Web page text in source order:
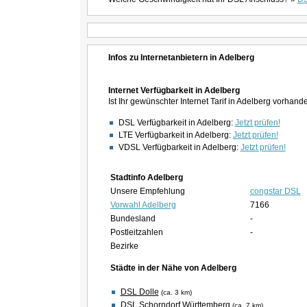
Infos zu Internetanbietern in Adelberg
Internet Verfügbarkeit in Adelberg
Ist Ihr gewünschter Internet Tarif in Adelberg
DSL Verfügbarkeit in Adelberg: Jetzt prüfen!
LTE Verfügbarkeit in Adelberg: Jetzt prüfen!
VDSL Verfügbarkeit in Adelberg: Jetzt prüfen!
Stadtinfo Adelberg
Unsere Empfehlung
congstar DSL
Vorwahl Adelberg
7166
Bundesland
-
Postleitzahlen
-
Bezirke
Städte in der Nähe von Adelberg
DSL Dolle (ca. 3 km)
DSL Schorndorf Württemberg (ca. 7 km)